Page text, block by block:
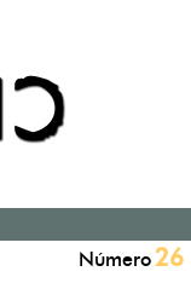
Número26